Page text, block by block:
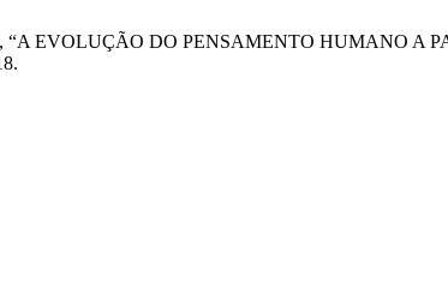
“A EVOLUÇÃO DO PENSAMENTO HUMANO